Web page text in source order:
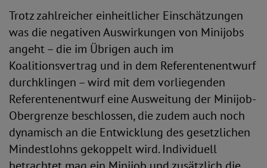
Trotz zahlreicher einheitlicher Einschätzungen
was die negativen Auswirkungen von Minijobs
angeht – die im Übrigen auch im
Koalitionsvertrag und in dem Referentenentwurf
durchklingen – wird mit dem vorliegenden
Referentenentwurf eine Ausweitung der Minijob-
Obergrenze beschlossen, die zudem auch noch
dynamisch an die Entwicklung des gesetzlichen
Mindestlohns gekoppelt wird. Individuell